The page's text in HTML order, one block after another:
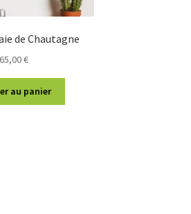
de Chautagne
65,00€
au panier